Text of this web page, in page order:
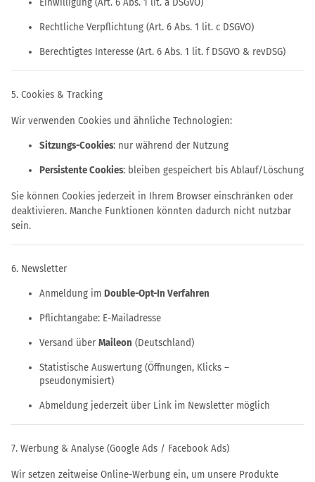
Einwilligung (Art. 6 Abs. 1 lit. a DSGVO)
Rechtliche Verpflichtung (Art. 6 Abs. 1 lit. c DSGVO)
Berechtigtes Interesse (Art. 6 Abs. 1 lit. f DSGVO & revDSG)
5. Cookies & Tracking
Wir verwenden Cookies und ähnliche Technologien:
Sitzungs-Cookies: nur während der Nutzung
Persistente Cookies: bleiben gespeichert bis Ablauf/Löschung
Sie können Cookies jederzeit in Ihrem Browser einschränken oder
deaktivieren. Manche Funktionen könnten dadurch nicht nutzbar
sein.
6. Newsletter
Anmeldung im Double-Opt-In Verfahren
Pflichtangabe: E-Mailadresse
Versand über Maileon (Deutschland)
Statistische Auswertung (Öffnungen, Klicks –
pseudonymisiert)
Abmeldung jederzeit über Link im Newsletter möglich
7. Werbung & Analyse (Google Ads / Facebook Ads)
Wir setzen zeitweise Online-Werbung ein, um unsere Produkte